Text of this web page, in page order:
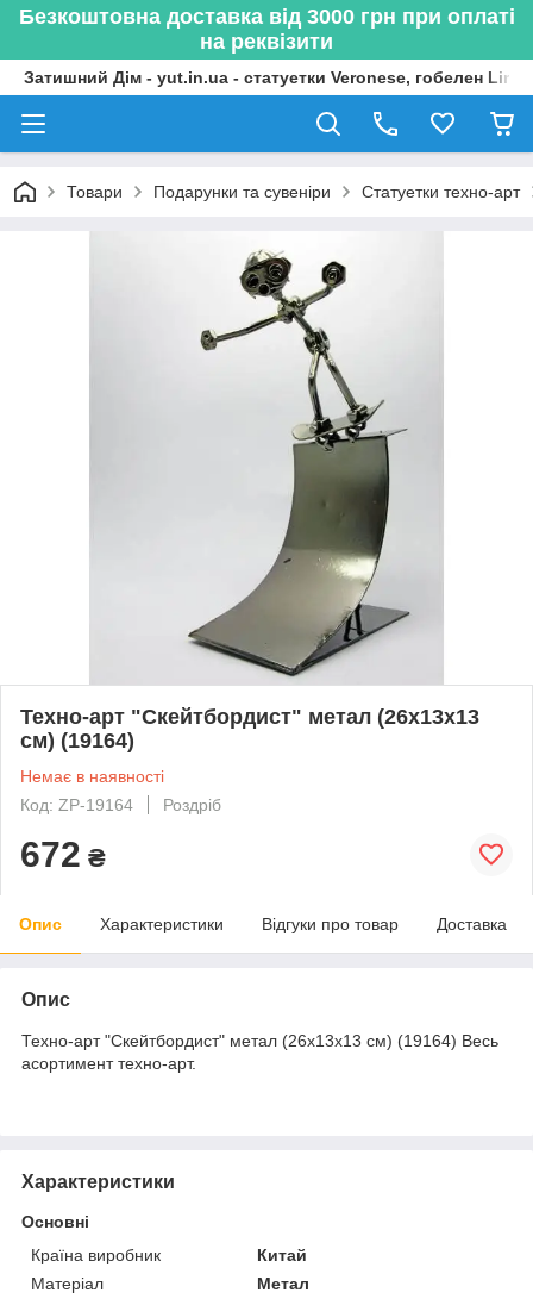
Безкоштовна доставка від 3000 грн при оплаті
на реквізити
Затишний Дім - yut.in.ua - статуетки Veronese, гобелен
Товари Подарунки та сувеніри Статуетки техно-арт
Техно-арт "Скейтбордист" метал (26х13х13
см) (19164)
Немає в наявності
Код: ZP-19164
Роздріб
672 ₴
Опис Характеристики Відгуки про товар Доставка
Опис
Техно-арт "Скейтбордист" метал (26х13х13 см) (19164) Весь
асортимент техно-арт.
Характеристики
Основні
Країна виробник
Китай
Матеріал
Метал